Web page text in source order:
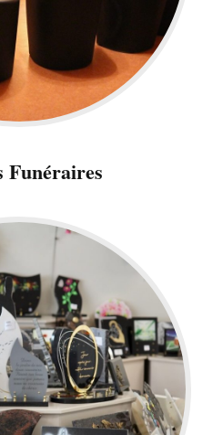
Funéraires